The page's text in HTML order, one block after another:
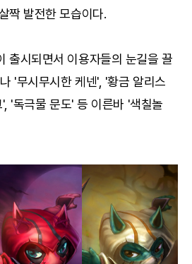
짝 발전한 모습이다.
출시되면서 이용자들의 눈길을 끌
'무시무시한 케넨', '황금 알리스
'독극물 문도' 등 이른바 '색칠놀